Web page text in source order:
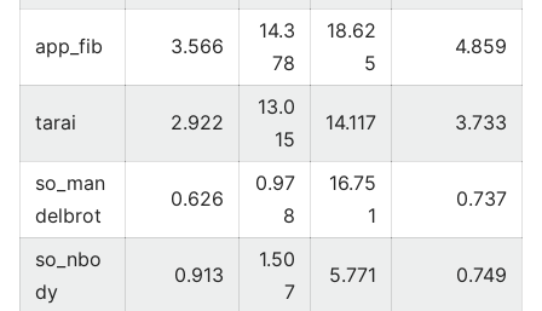
app_fib 3.566
14.3
78
18.62
5
4.859
tarai 2.922
13.0
15
14.117 3.733
so_man
delbrot
0.626
0.97
8
16.75
1
0.737
so_nbo
dy
0.913
1.50
7
5.771 0.749